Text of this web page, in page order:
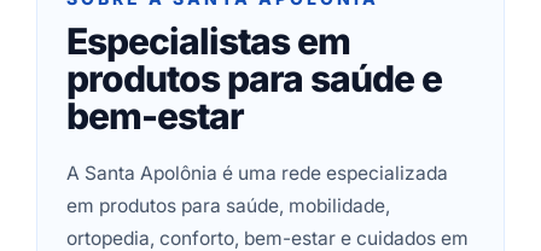
Especialistas em
produtos para saúde e
bem-estar
A Santa Apolônia é uma rede especializada
em produtos para saúde, mobilidade,
ortopedia, conforto, bem-estar e cuidados em